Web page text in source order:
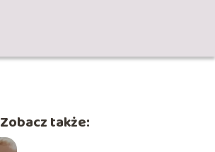
Zobacz także: